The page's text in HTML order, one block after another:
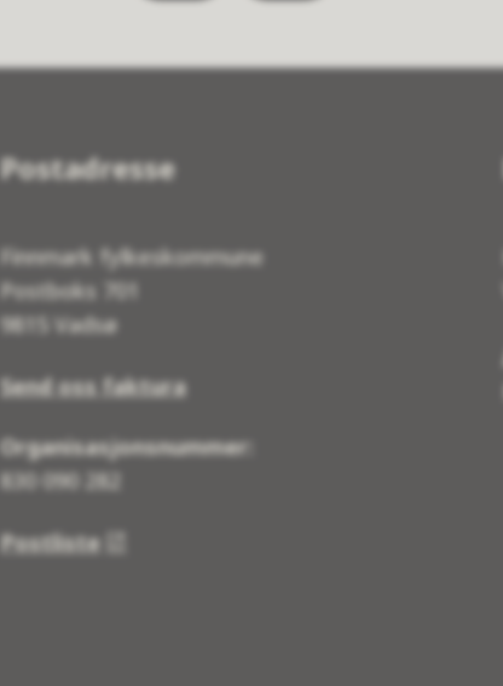
Postadresse
Finnmark fylkeskommune
Postboks 701
9815 Vadsø
Send oss faktura
Organisasjonsnummer:
830 090 282
Postliste